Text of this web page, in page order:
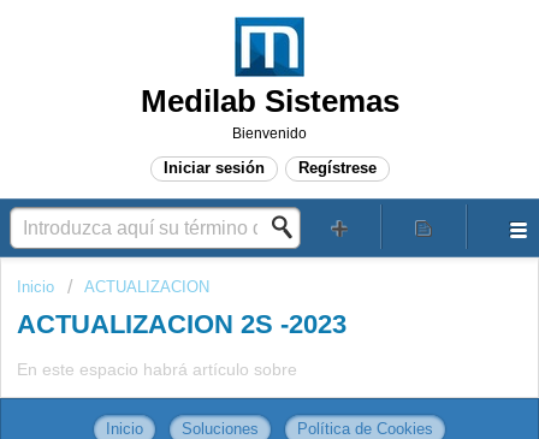
Medilab Sistemas
Bienvenido
Iniciar sesión Regístrese
Inicio ACTUALIZACION
ACTUALIZACION 2S -2023
En este espacio habrá artículo sobre
Inicio Soluciones Política de Cookies